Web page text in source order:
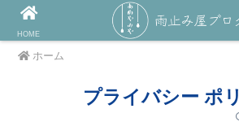
ホーム
プライバシー ポ
HOME